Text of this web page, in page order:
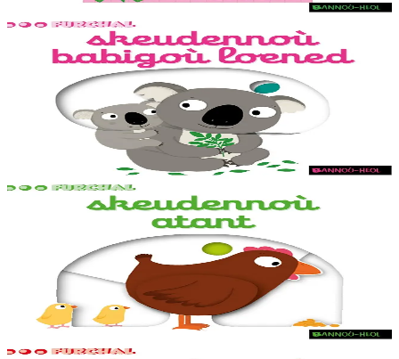
1 vloaz hag ouzhpenn
Skeudennoù babigoù loened
Skeudennoù bev azasaet ouzh ar re vihanañ war bep bajenn zoubl,
adalek ar golo. Ur c'hoari bihan evit kemer plijadur gant ar gerioù e
1 vloaz hag ouzhpenn
Skeudennoù atant
Skeudennoù bev azasaet ouzh ar re vihanañ war bep bajenn zoubl,
adalek ar golo. Ur c'hoari bihan evit kemer plijadur gant ar gerioù e
dibenn al levr.
1 vloaz hag ouzhpenn